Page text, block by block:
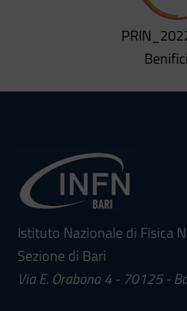
Istituto Nazionale di Fisica
Sezione di Bari
Via E. Orabona 4 - 70125 -